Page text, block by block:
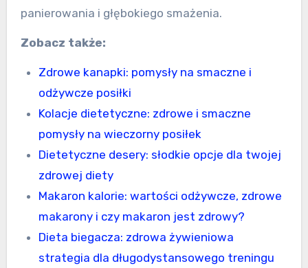
panierowania i głębokiego smażenia.
Zobacz także:
Zdrowe kanapki: pomysły na smaczne i
odżywcze posiłki
Kolacje dietetyczne: zdrowe i smaczne
pomysły na wieczorny posiłek
Dietetyczne desery: słodkie opcje dla twojej
zdrowej diety
Makaron kalorie: wartości odżywcze, zdrowe
makarony i czy makaron jest zdrowy?
Dieta biegacza: zdrowa żywieniowa
strategia dla długodystansowego treningu